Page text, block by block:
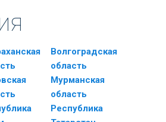
Волгоградская
область
Мурманская
область
Республика